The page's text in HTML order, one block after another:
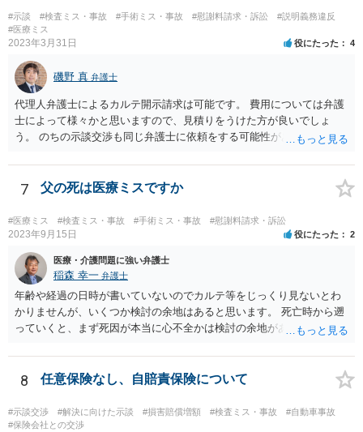
などには、弁護士へのご依頼も検討されるべきかと思います。 弁護士
への依頼が必要になる際に備えて、また現時点でのアドバイス等をも
らうために、一度法律事務所にご相談されておいても良いかも知れま
せん。
#示談 #検査ミス・事故 #手術ミス・事故 #慰謝料請求・訴訟
#説明義務違反
#医療ミス
2023年3月31日 役にたった 4
磯野 真 弁護士
代理人弁護士によるカルテ開示請求は可能です。 費用については弁護
士によって様々かと思いますので、見積りをうけた方が良いでしょ
う。 のちの示談交渉も同じ弁護士に依頼をする可能性がある場合に
いたほうが良いと思われます。
7 父の死は医療ミスですか
#医療ミス #検査ミス・事故 #手術ミス・事故 #慰謝料請求・訴訟
2023年9月15日 役にたった 2
医療・介護問題に強い弁護士
稲森 幸一 弁護士
年齢や経過の日時が書いていないのでカルテ等をじっくり見ないとわ
かりませんが、いくつか検討の余地はあると思います。 死亡時から遡
っていくと、まず死因が本当に心不全かは検討の余地があります。腹
こまでしたのか、またしたとして死亡を防げたのかどうかという因果
関係の問題もあります。 さらに遡ると、C病院の手術に問題はなかっ
前は問題なさそうですが、転院が多いのでそんなに転院が必要だった
のかも一応は検討材料だと思います。 いずれにしてもお近くの弁護士
8 任意保険なし、自賠責保険について
#示談交渉 #解決に向けた示談 #損害賠償増額 #検査ミス・事故
#自動車事故
#保険会社との交渉